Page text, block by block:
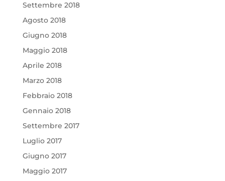
Settembre 2018
Agosto 2018
Giugno 2018
Maggio 2018
Aprile 2018
Marzo 2018
Febbraio 2018
Gennaio 2018
Settembre 2017
Luglio 2017
Giugno 2017
Maggio 2017